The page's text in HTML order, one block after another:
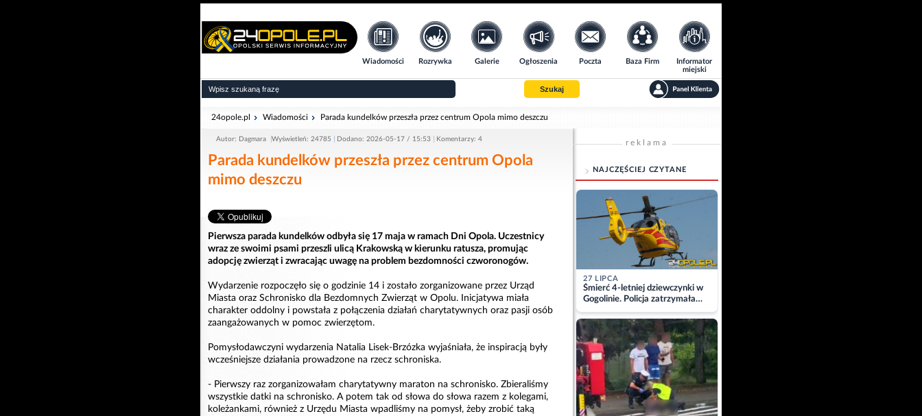
Wiadomości Rozrywka Galerie Ogłoszenia Poczta Baza Firm
Informator
miejski
Szukaj
24opole.pl Wiadomości Parada kundelków przeszła przez centrum Opola mimo deszczu
Autor: Dagmara Wyświetleń: 24785 Dodano: 2026-05-17 / 15:53 Komentarzy: 4
Parada kundelków przeszła przez centrum Opola
mimo deszczu
Pierwsza parada kundelków odbyła się 17 maja w ramach Dni Opola. Uczestnicy
wraz ze swoimi psami przeszli ulicą Krakowską w kierunku ratusza, promując
adopcję zwierząt i zwracając uwagę na problem bezdomności czworonogów.
Wydarzenie rozpoczęło się o godzinie 14 i zostało zorganizowane przez Urząd
Miasta oraz Schronisko dla Bezdomnych Zwierząt w Opolu. Inicjatywa miała
charakter oddolny i powstała z połączenia działań charytatywnych oraz pasji osób
zaangażowanych w pomoc zwierzętom.
Pomysłodawczyni wydarzenia Natalia Lisek-Brzózka wyjaśniała, że inspiracją były
wcześniejsze działania prowadzone na rzecz schroniska.
- Pierwszy raz zorganizowałam charytatywny maraton na schronisko. Zbieraliśmy
wszystkie datki na schronisko. A potem tak od słowa do słowa razem z kolegami,
koleżankami, również z Urzędu Miasta wpadliśmy na pomysł, żeby zrobić taką
reklama
NAJCZĘŚCIEJ CZYTANE
27 LIPCA
Śmierć 4-letniej dziewczynki w
Gogolinie. Policja zatrzymała
matkę